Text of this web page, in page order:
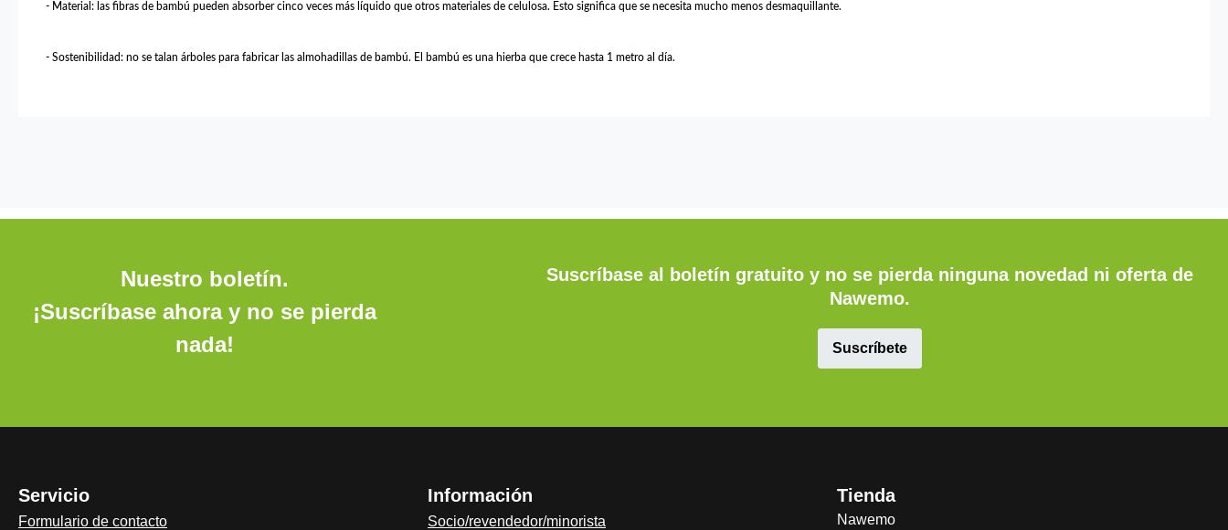
- Material: las fibras de bambú pueden absorber cinco veces más líquido que otros materiales de celulosa. Esto significa que se necesita mucho menos desmaquillante.
- Sostenibilidad: no se talan árboles para fabricar las almohadillas de bambú. El bambú es una hierba que crece hasta 1 metro al día.
Nuestro boletín.
¡Suscríbase ahora y no se pierda
nada!
Suscríbase al boletín gratuito y no se pierda ninguna novedad ni oferta de
Nawemo.
Suscríbete
Servicio
Formulario de contacto
Información
Socio/revendedor/minorista
Tienda
Nawemo